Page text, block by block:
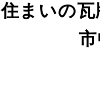
住まいの